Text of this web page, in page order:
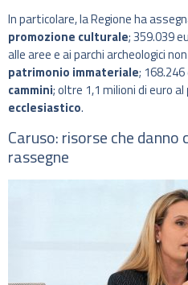
In particolare, la Regione ha
promozione culturale; 359.039
alle aree e ai parchi archeologici
patrimonio immateriale;
cammini; oltre 1,1 milioni di euro al
ecclesiastico.
Caruso: risorse che
rassegne